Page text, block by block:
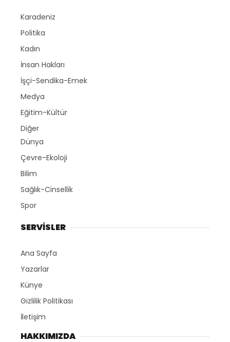
Karadeniz
Politika
Kadın
İnsan Hakları
İşçi-Sendika-Emek
Medya
Eğitim-Kültür
Diğer
Dünya
Çevre-Ekoloji
Bilim
Sağlık-Cinsellik
Spor
SERVİSLER
Ana Sayfa
Yazarlar
Künye
Gizlilik Politikası
İletişim
HAKKIMIZDA